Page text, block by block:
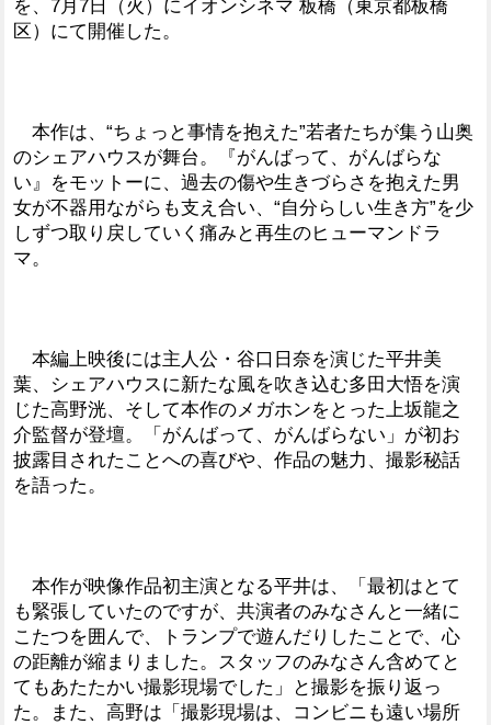
を、7月7日（火）にイオンシネマ 板橋（東京都板橋
区）にて開催した。
本作は、“ちょっと事情を抱えた”若者たちが集う山奥
のシェアハウスが舞台。『がんばって、がんばらな
い』をモットーに、過去の傷や生きづらさを抱えた男
女が不器用ながらも支え合い、“自分らしい生き方”を少
しずつ取り戻していく痛みと再生のヒューマンドラ
マ。
本編上映後には主人公・谷口日奈を演じた平井美
葉、シェアハウスに新たな風を吹き込む多田大悟を演
じた高野洸、そして本作のメガホンをとった上坂龍之
介監督が登壇。「がんばって、がんばらない」が初お
披露目されたことへの喜びや、作品の魅力、撮影秘話
を語った。
本作が映像作品初主演となる平井は、「最初はとて
も緊張していたのですが、共演者のみなさんと一緒に
こたつを囲んで、トランプで遊んだりしたことで、心
の距離が縮まりました。スタッフのみなさん含めてと
てもあたたかい撮影現場でした」と撮影を振り返っ
た。また、高野は「撮影現場は、コンビニも遠い場所